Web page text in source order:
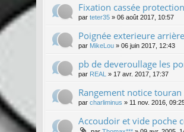
Fixation cassée
par teter35 » 06 août 2017, 10:57
Poignée exterieure
par MikeLou » 06 juin 2017, 12:43
pb de deveroullage les
par REAL » 17 avr. 2017, 17:37
Rangement notice
par charliminus » 11 nov. 2016,
Accoudoir et vide poche